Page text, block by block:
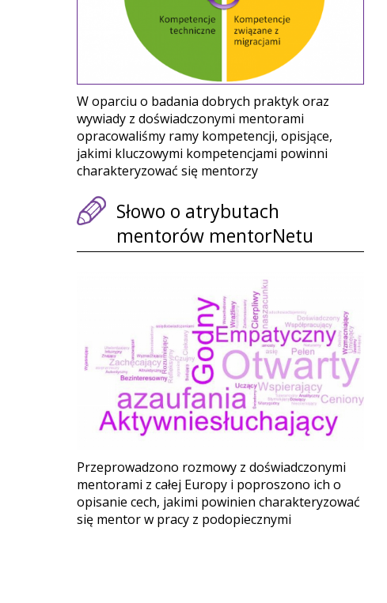
W oparciu o badania dobrych praktyk oraz
wywiady z doświadczonymi mentorami
opracowaliśmy ramy kompetencji, opisjące,
jakimi kluczowymi kompetencjami powinni
charakteryzować się mentorzy
Słowo o atrybutach
mentorów mentorNetu
Przeprowadzono rozmowy z doświadczonymi
mentorami z całej Europy i poproszono ich o
opisanie cech, jakimi powinien charakteryzować
się mentor w pracy z podopiecznymi